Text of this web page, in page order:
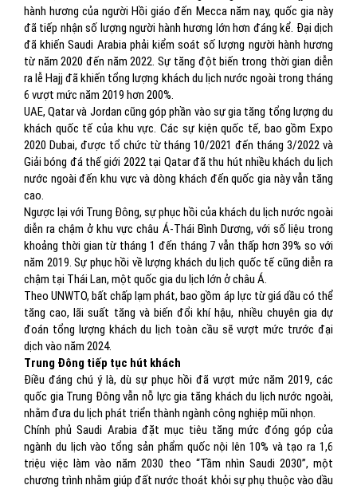
hành hương của người Hồi giáo đến Mecca năm nay, quốc gia này
đã tiếp nhận số lượng người hành hương lớn hơn đáng kể. Đại dịch
đã khiến Saudi Arabia phải kiểm soát số lượng người hành hương
từ năm 2020 đến năm 2022. Sự tăng đột biến trong thời gian diễn
ra lễ Hajj đã khiến tổng lượng khách du lịch nước ngoài trong tháng
6 vượt mức năm 2019 hơn 200%.
UAE, Qatar và Jordan cũng góp phần vào sự gia tăng tổng lượng du
khách quốc tế của khu vực. Các sự kiện quốc tế, bao gồm Expo
2020 Dubai, được tổ chức từ tháng 10/2021 đến tháng 3/2022 và
Giải bóng đá thế giới 2022 tại Qatar đã thu hút nhiều khách du lịch
nước ngoài đến khu vực và dòng khách đến quốc gia này vẫn tăng
cao.
Ngược lại với Trung Đông, sự phục hồi của khách du lịch nước ngoài
diễn ra chậm ở khu vực châu Á-Thái Bình Dương, với số liệu trong
khoảng thời gian từ tháng 1 đến tháng 7 vẫn thấp hơn 39% so với
năm 2019. Sự phục hồi về lượng khách du lịch quốc tế cũng diễn ra
chậm tại Thái Lan, một quốc gia du lịch lớn ở châu Á.
Theo UNWTO, bất chấp lạm phát, bao gồm áp lực từ giá dầu có thể
tăng cao, lãi suất tăng và biến đổi khí hậu, nhiều chuyên gia dự
đoán tổng lượng khách du lịch toàn cầu sẽ vượt mức trước đại
dịch vào năm 2024.
Trung Đông tiếp tục hút khách
Điều đáng chú ý là, dù sự phục hồi đã vượt mức năm 2019, các
quốc gia Trung Đông vẫn nỗ lực gia tăng khách du lịch nước ngoài,
nhằm đưa du lịch phát triển thành ngành công nghiệp mũi nhọn.
Chính phủ Saudi Arabia đặt mục tiêu tăng mức đóng góp của
ngành du lịch vào tổng sản phẩm quốc nội lên 10% và tạo ra 1,6
triệu việc làm vào năm 2030 theo “Tầm nhìn Saudi 2030”, một
chương trình nhằm giúp đất nước thoát khỏi sự phụ thuộc vào dầu